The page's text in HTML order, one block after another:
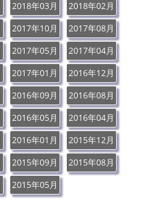
2018年03月
2018年02月
2017年10月
2017年08月
2017年05月
2017年04月
2017年01月
2016年12月
2016年09月
2016年08月
2016年05月
2016年04月
2016年01月
2015年12月
2015年09月
2015年08月
2015年05月